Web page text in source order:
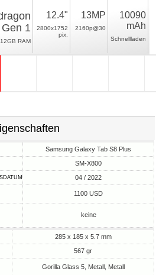
1
RAM
12.4"
2800x1752
pix.
13MP
2160p@30
10090
mAh
Schnellladen
Samsung Galaxy Tab S8 Plus
SM-X800
04 / 2022
1100 USD
keine
285 x 185 x 5.7 mm
567 gr
Gorilla Glass 5, Metall, Metall